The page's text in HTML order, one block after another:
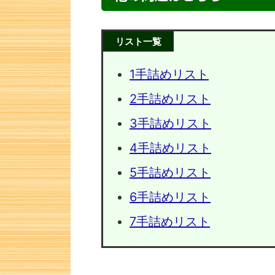
リスト一覧
1手詰めリスト
2手詰めリスト
3手詰めリスト
4手詰めリスト
5手詰めリスト
6手詰めリスト
7手詰めリスト
次の一手問題・7